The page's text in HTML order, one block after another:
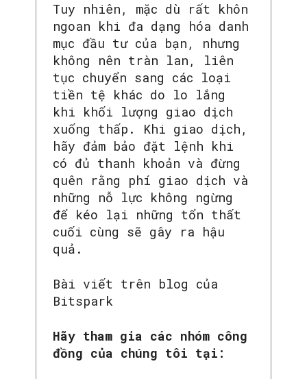
Tuy nhiên, mặc dù rất khôn
ngoan khi đa dạng hóa danh
mục đầu tư của bạn, nhưng
không nên tràn lan, liên
tục chuyển sang các loại
tiền tệ khác do lo lắng
khi khối lượng giao dịch
xuống thấp. Khi giao dịch,
hãy đảm bảo đặt lệnh khi
có đủ thanh khoản và đừng
quên rằng phí giao dịch và
những nỗ lực không ngừng
để kéo lại những tổn thất
cuối cùng sẽ gây ra hậu
quả.
Bài viết trên blog của
Bitspark
Hãy tham gia các nhóm công
đồng của chúng tôi tại: